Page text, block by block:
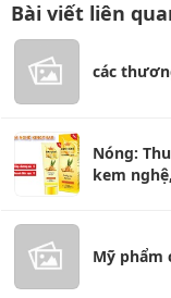
Bài viết liên
các
Nóng:
kem
Mỹ phẩm